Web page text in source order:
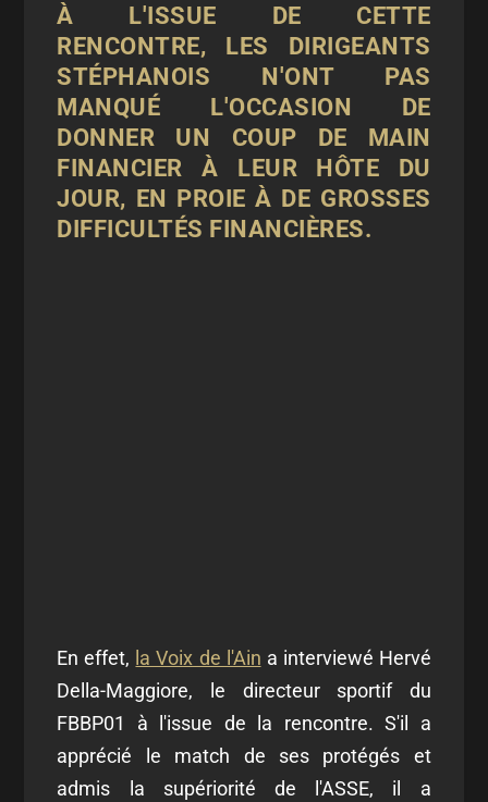
À L'ISSUE DE CETTE
RENCONTRE, LES DIRIGEANTS
STÉPHANOIS N'ONT PAS
MANQUÉ L'OCCASION DE
DONNER UN COUP DE MAIN
FINANCIER À LEUR HÔTE DU
JOUR, EN PROIE À DE GROSSES
DIFFICULTÉS FINANCIÈRES.
En effet, la Voix de l'Ain a interviewé Hervé
Della-Maggiore, le directeur sportif du
FBBP01 à l'issue de la rencontre. S'il a
apprécié le match de ses protégés et
admis la supériorité de l'ASSE, il a